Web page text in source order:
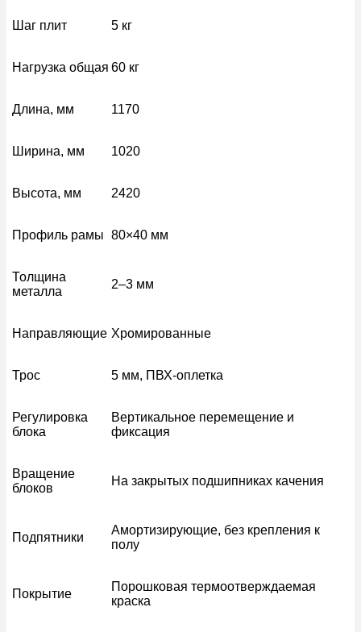
Шаг плит 5 кг
Нагрузка общая 60 кг
Длина, мм 1170
Ширина, мм 1020
Высота, мм 2420
Профиль рамы 80×40 мм
Толщина
металла
2–3 мм
Направляющие Хромированные
Трос 5 мм, ПВХ-оплетка
Регулировка
блока
Вертикальное перемещение и
фиксация
Вращение
блоков
На закрытых подшипниках качения
Подпятники
Амортизирующие, без крепления к
полу
Покрытие
Порошковая термоотверждаемая
краска